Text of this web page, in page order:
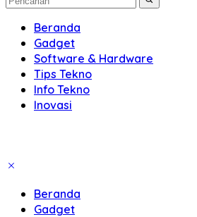
Beranda
Gadget
Software & Hardware
Tips Tekno
Info Tekno
Inovasi
Beranda
Gadget